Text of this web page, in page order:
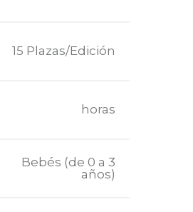
15 Plazas/Edición
horas
Bebés (de 0 a 3
años)